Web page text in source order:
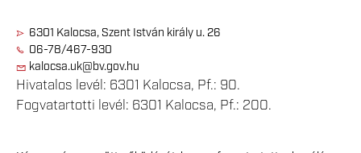
6301 Kalocsa, Szent István király u. 26
06-78/467-930
kalocsa.uk@bv.gov.hu
Hivatalos levél: 6301 Kalocsa, Pf.: 90.
Fogvatartotti levél: 6301 Kalocsa, Pf.: 200.